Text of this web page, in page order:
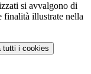
si avvalgono di
finalità illustrate nella
tutti i cookies